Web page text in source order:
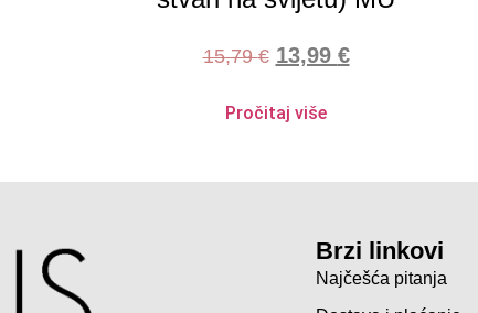
15,79€ 13,99 €
Pročitaj više
Brzi linkovi
Najčešća pitanja